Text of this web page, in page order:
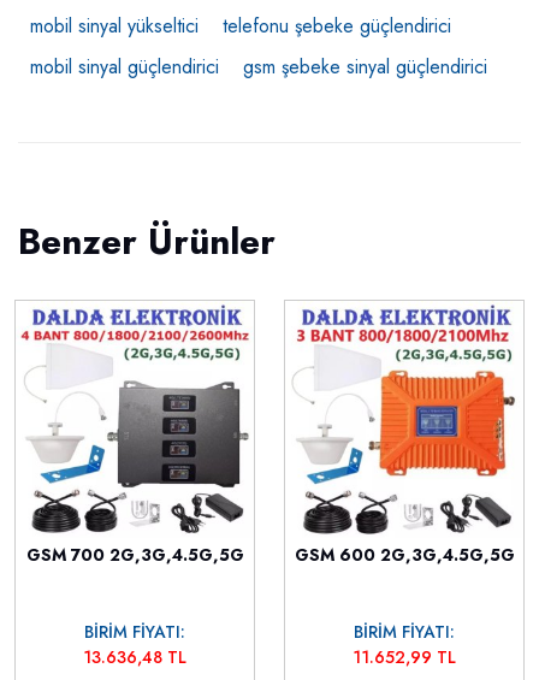
mobil sinyal yükseltici
telefonu şebeke güçlendirici
mobil sinyal güçlendirici
gsm şebeke sinyal güçlendirici
Benzer Ürünler
GSM 700 2G,3G,4.5G,5G
BİRİM FİYATI:
13.636,48 TL
GSM 600 2G,3G,4.5G,5G
BİRİM FİYATI:
11.652,99 TL